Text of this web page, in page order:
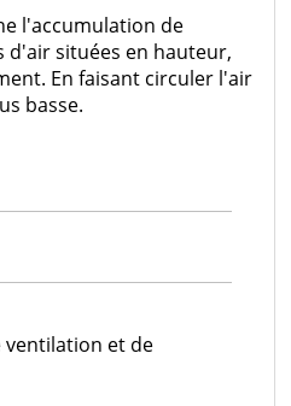
l'accumulation de
d'air situées en hauteur,
En faisant circuler l'air
basse.
et de